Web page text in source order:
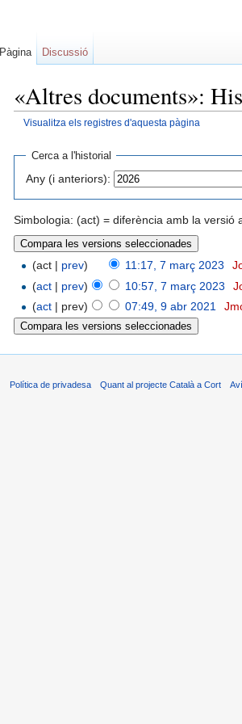
«Altres documents»:
Visualitza els registres d'aquesta pàgina
Cerca a l'historial
Any (i anteriors):
Simbologia: (act) = diferència amb la
(act | prev) 11:17, 7 març 2023
(act | prev) 10:57, 7 març 2023
(act | prev) 07:49, 9 abr 2021
Pàgina Discussió
Política de privadesa Quant al projecte Català a Cort